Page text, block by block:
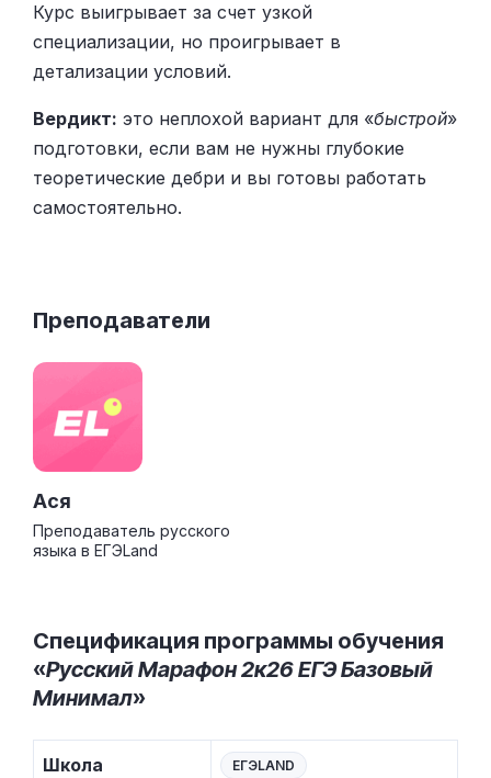
Курс выигрывает за счет узкой
специализации, но проигрывает в
детализации условий.
Вердикт: это неплохой вариант для «быстрой»
подготовки, если вам не нужны глубокие
теоретические дебри и вы готовы работать
самостоятельно.
Преподаватели
Ася
Преподаватель русского
языка в ЕГЭLand
Спецификация программы обучения
«Русский Марафон 2к26 ЕГЭ Базовый
Минимал»
Школа ЕГЭLAND